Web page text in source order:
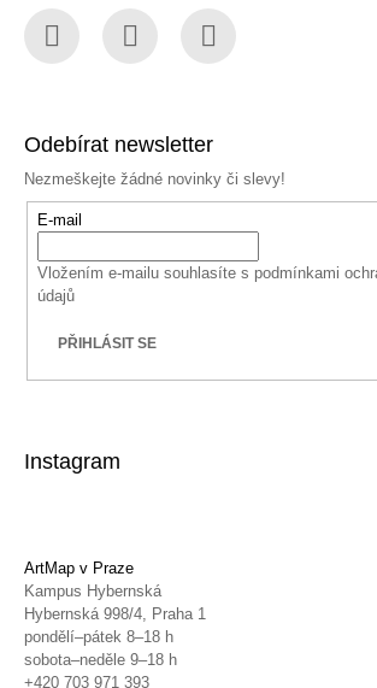
Odebírat newsletter
Nezmeškejte žádné novinky či slevy!
E-mail
Vložením e-mailu souhlasíte s podmínkami
údajů
PŘIHLÁSIT SE
Instagram
ArtMap v Praze
Kampus Hybernská
Hybernská 998/4, Praha 1
pondělí–pátek 8–18 h
sobota–neděle 9–18 h
+420 703 971 393